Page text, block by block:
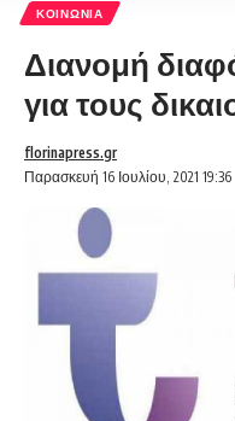
ΚΟΙΝΩΝΊΑ
Διανομή
για τους
Παρασκευή 16 Ιουλίου, 2021 19:36
florinapress.gr